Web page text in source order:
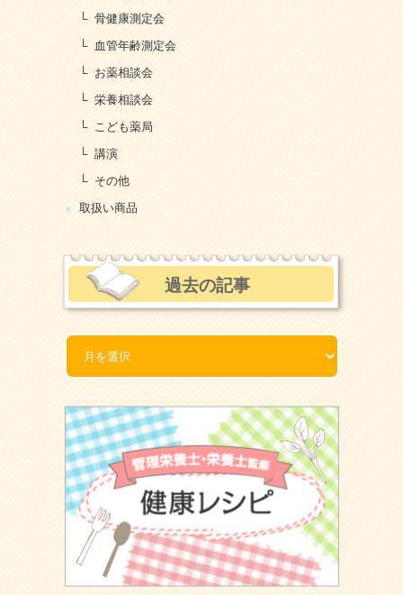
骨健康測定会
血管年齢測定会
お薬相談会
栄養相談会
こども薬局
講演
その他
取扱い商品
過去の記事